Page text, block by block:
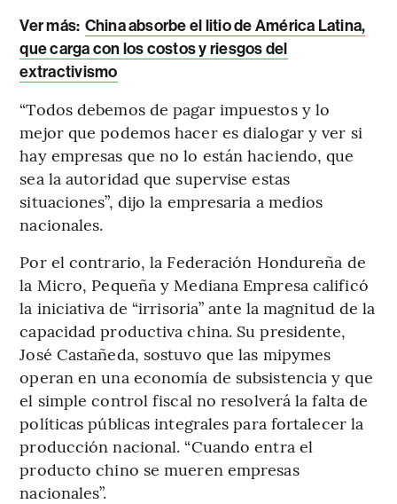
Ver más: China absorbe el litio de América Latina,
que carga con los costos y riesgos del
extractivismo
“Todos debemos de pagar impuestos y lo
mejor que podemos hacer es dialogar y ver si
hay empresas que no lo están haciendo, que
sea la autoridad que supervise estas
situaciones”, dijo la empresaria a medios
nacionales.
Por el contrario, la Federación Hondureña de
la Micro, Pequeña y Mediana Empresa calificó
la iniciativa de “irrisoria” ante la magnitud de la
capacidad productiva china. Su presidente,
José Castañeda, sostuvo que las mipymes
operan en una economía de subsistencia y que
el simple control fiscal no resolverá la falta de
políticas públicas integrales para fortalecer la
producción nacional. “Cuando entra el
producto chino se mueren empresas
nacionales”.